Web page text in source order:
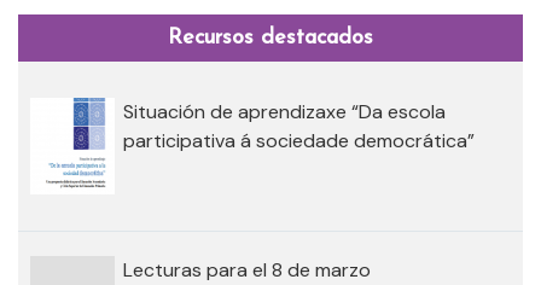
Recursos destacados
Situación de aprendizaxe “Da escola
participativa á sociedade democrática”
Lecturas para el 8 de marzo